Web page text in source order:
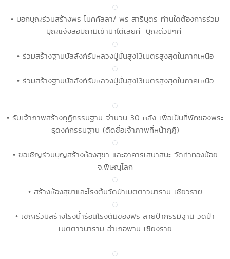
• บอกบุญร่วมสร้างพระโมคคัลลา/ พระสารีบุตร ท่านใดต้องการร่วม
บุญแจ้งสอบถามเข้ามาได่เลยค่ะ บุญด่วนๆค่ะ
• ร่วมสร้างฐานบัลลังก์รับหลวงปู่มั่นสูง13เมตรสูงสุดในภาคเหนือ
• ร่วมสร้างฐานบัลลังก์รับหลวงปู่มั่นสูง13เมตรสูงสุดในภาคเหนือ
• รับเจ้าภาพสร้างกุฏิกรรมฐาน จำนวน 30 หลัง เพื่อเป็นที่พักของพระ
ธุดงค์กรรมฐาน (ติดชื่อเจ้าภาพที่หน้ากุฏิ)
• ขอเชิญร่วมบุญสร้างห้องสุขา และอาคารเสนาสนะ วัดท่าทองน้อย
จ.พิษณุโลก
• สร้างห้องสุขาและโรงต้มวัดป่าเมตตาวนาราม เชียวราย
• เชิญร่วมสร้างโรงน้ำร้อนโรงต้มของพระสายป่ากรรมฐาน วัดป่า
เมตตาวนาราม อำเภอพาน เชียงราย